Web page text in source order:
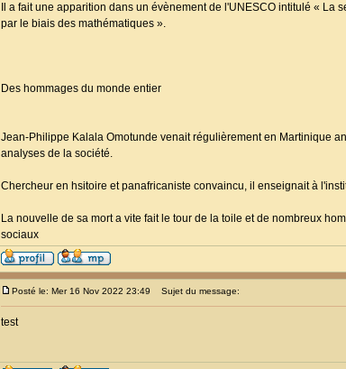
Il a fait une apparition dans un évènement de l'UNESCO intitulé «
par le biais des mathématiques ».
Des hommages du monde entier
Jean-Philippe Kalala Omotunde venait régulièrement en Martinique
analyses de la société.
Chercheur en hsitoire et panafricaniste convaincu, il enseignait à
La nouvelle de sa mort a vite fait le tour de la toile et de nombreux
sociaux
Posté le: Mer 16 Nov 2022 23:49 Sujet du message:
test